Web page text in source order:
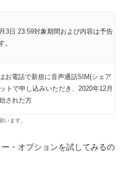
3日 23:59対象期間および内容は予告
。
お電話で新規に音声通話SIM(シェア
トで申し込みいただき、2020年12月
された方
ます。
・オプションを試してみるの